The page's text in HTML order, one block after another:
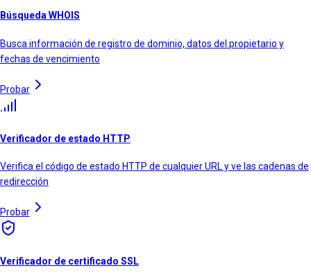
Búsqueda WHOIS
Busca información de registro de dominio, datos del propietario y
fechas de vencimiento
Probar
Verificador de estado HTTP
Verifica el código de estado HTTP de cualquier URL y ve las cadenas de
redirección
Probar
Verificador de certificado SSL